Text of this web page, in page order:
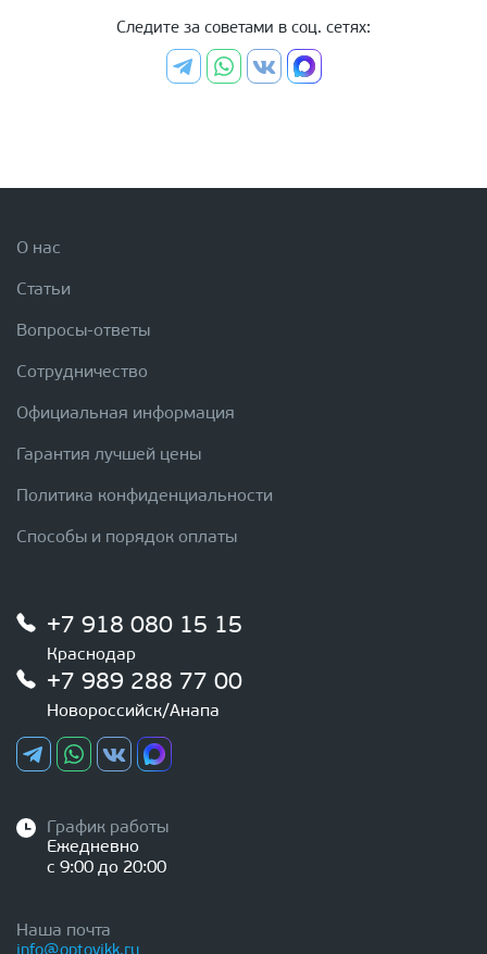
Следите за советами в соц. сетях:
О нас
Статьи
Вопросы-ответы
Сотрудничество
Официальная информация
Гарантия лучшей цены
Политика конфиденциальности
Способы и порядок оплаты
+7 918 080 15 15
Краснодар
+7 989 288 77 00
Новороссийск/Анапа
График работы
Ежедневно
с 9:00 до 20:00
Наша почта